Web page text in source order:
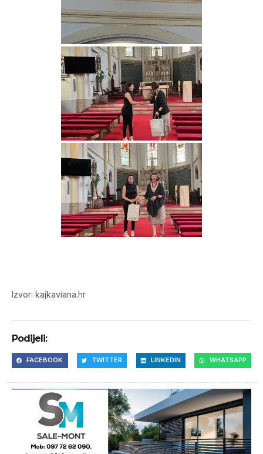
Izvor: kajkaviana.hr
Podijeli:
FACEBOOK TWITTER LINKEDIN WHATSAPP